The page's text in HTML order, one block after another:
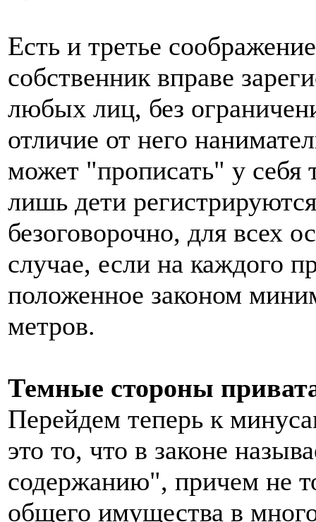
Есть и третье
собственник вправе
любых лиц, без
отличие от него
может "прописать" у себя
лишь дети
безоговорочно, для всех
случае, если на каждого
положенное законом
метров.
Темные стороны
Перейдем теперь к
это то, что в законе
содержанию", причем не
общего имущества в